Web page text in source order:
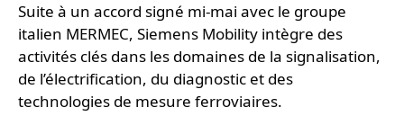
Suite à un accord signé mi-mai avec le groupe
italien MERMEC, Siemens Mobility intègre des
activités clés dans les domaines de la signalisation,
de l’électrification, du diagnostic et des
technologies de mesure ferroviaires.